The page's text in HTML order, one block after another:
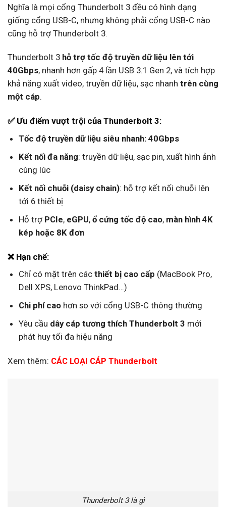
Nghĩa là mọi cổng Thunderbolt 3 đều có hình dạng
giống cổng USB-C, nhưng không phải cổng USB-C nào
cũng hỗ trợ Thunderbolt 3.
Thunderbolt 3 hỗ trợ tốc độ truyền dữ liệu lên tới
40Gbps, nhanh hơn gấp 4 lần USB 3.1 Gen 2, và tích hợp
khả năng xuất video, truyền dữ liệu, sạc nhanh trên cùng
một cáp.
✅ Ưu điểm vượt trội của Thunderbolt 3:
Tốc độ truyền dữ liệu siêu nhanh: 40Gbps
Kết nối đa năng: truyền dữ liệu, sạc pin, xuất hình ảnh
cùng lúc
Kết nối chuỗi (daisy chain): hỗ trợ kết nối chuỗi lên
tới 6 thiết bị
Hỗ trợ PCIe, eGPU, ổ cứng tốc độ cao, màn hình 4K
kép hoặc 8K đơn
❌ Hạn chế:
Chỉ có mặt trên các thiết bị cao cấp (MacBook Pro,
Dell XPS, Lenovo ThinkPad…)
Chi phí caohơn so với cổng USB-C thông thường
Yêu cầu dây cáp tương thích Thunderbolt 3 mới
phát huy tối đa hiệu năng
Xem thêm: CÁC LOẠI CÁP Thunderbolt
Thunderbolt 3 là gì